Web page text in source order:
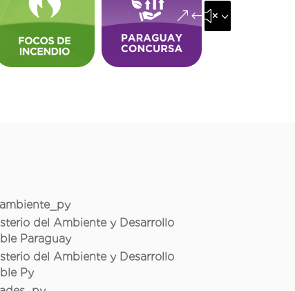
&#x35;
del Ambiente y Desarrollo
Paraguay
del Ambiente y Desarrollo
Py